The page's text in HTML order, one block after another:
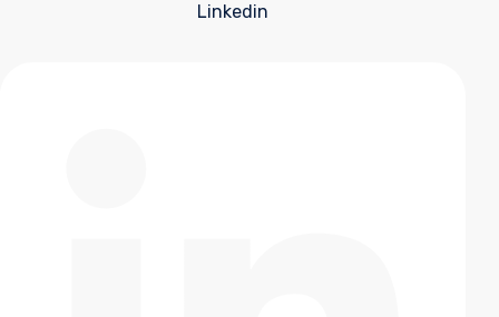
Linkedin